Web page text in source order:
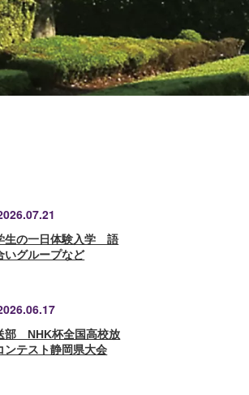
生の一日体験入学 語
いグループなど
部 NHK杯全国高校放
ンテスト静岡県大会